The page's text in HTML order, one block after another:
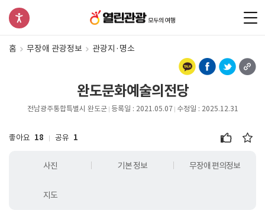
홈 무장애 관광정보 관광지·명소
완도문화예술의전당
전남광주통합특별시 완도군 등록일 : 2021.05.07 수정일 : 2025.12.31
좋아요 18 공유 1
사진 기본 정보 무장애 편의정보
지도